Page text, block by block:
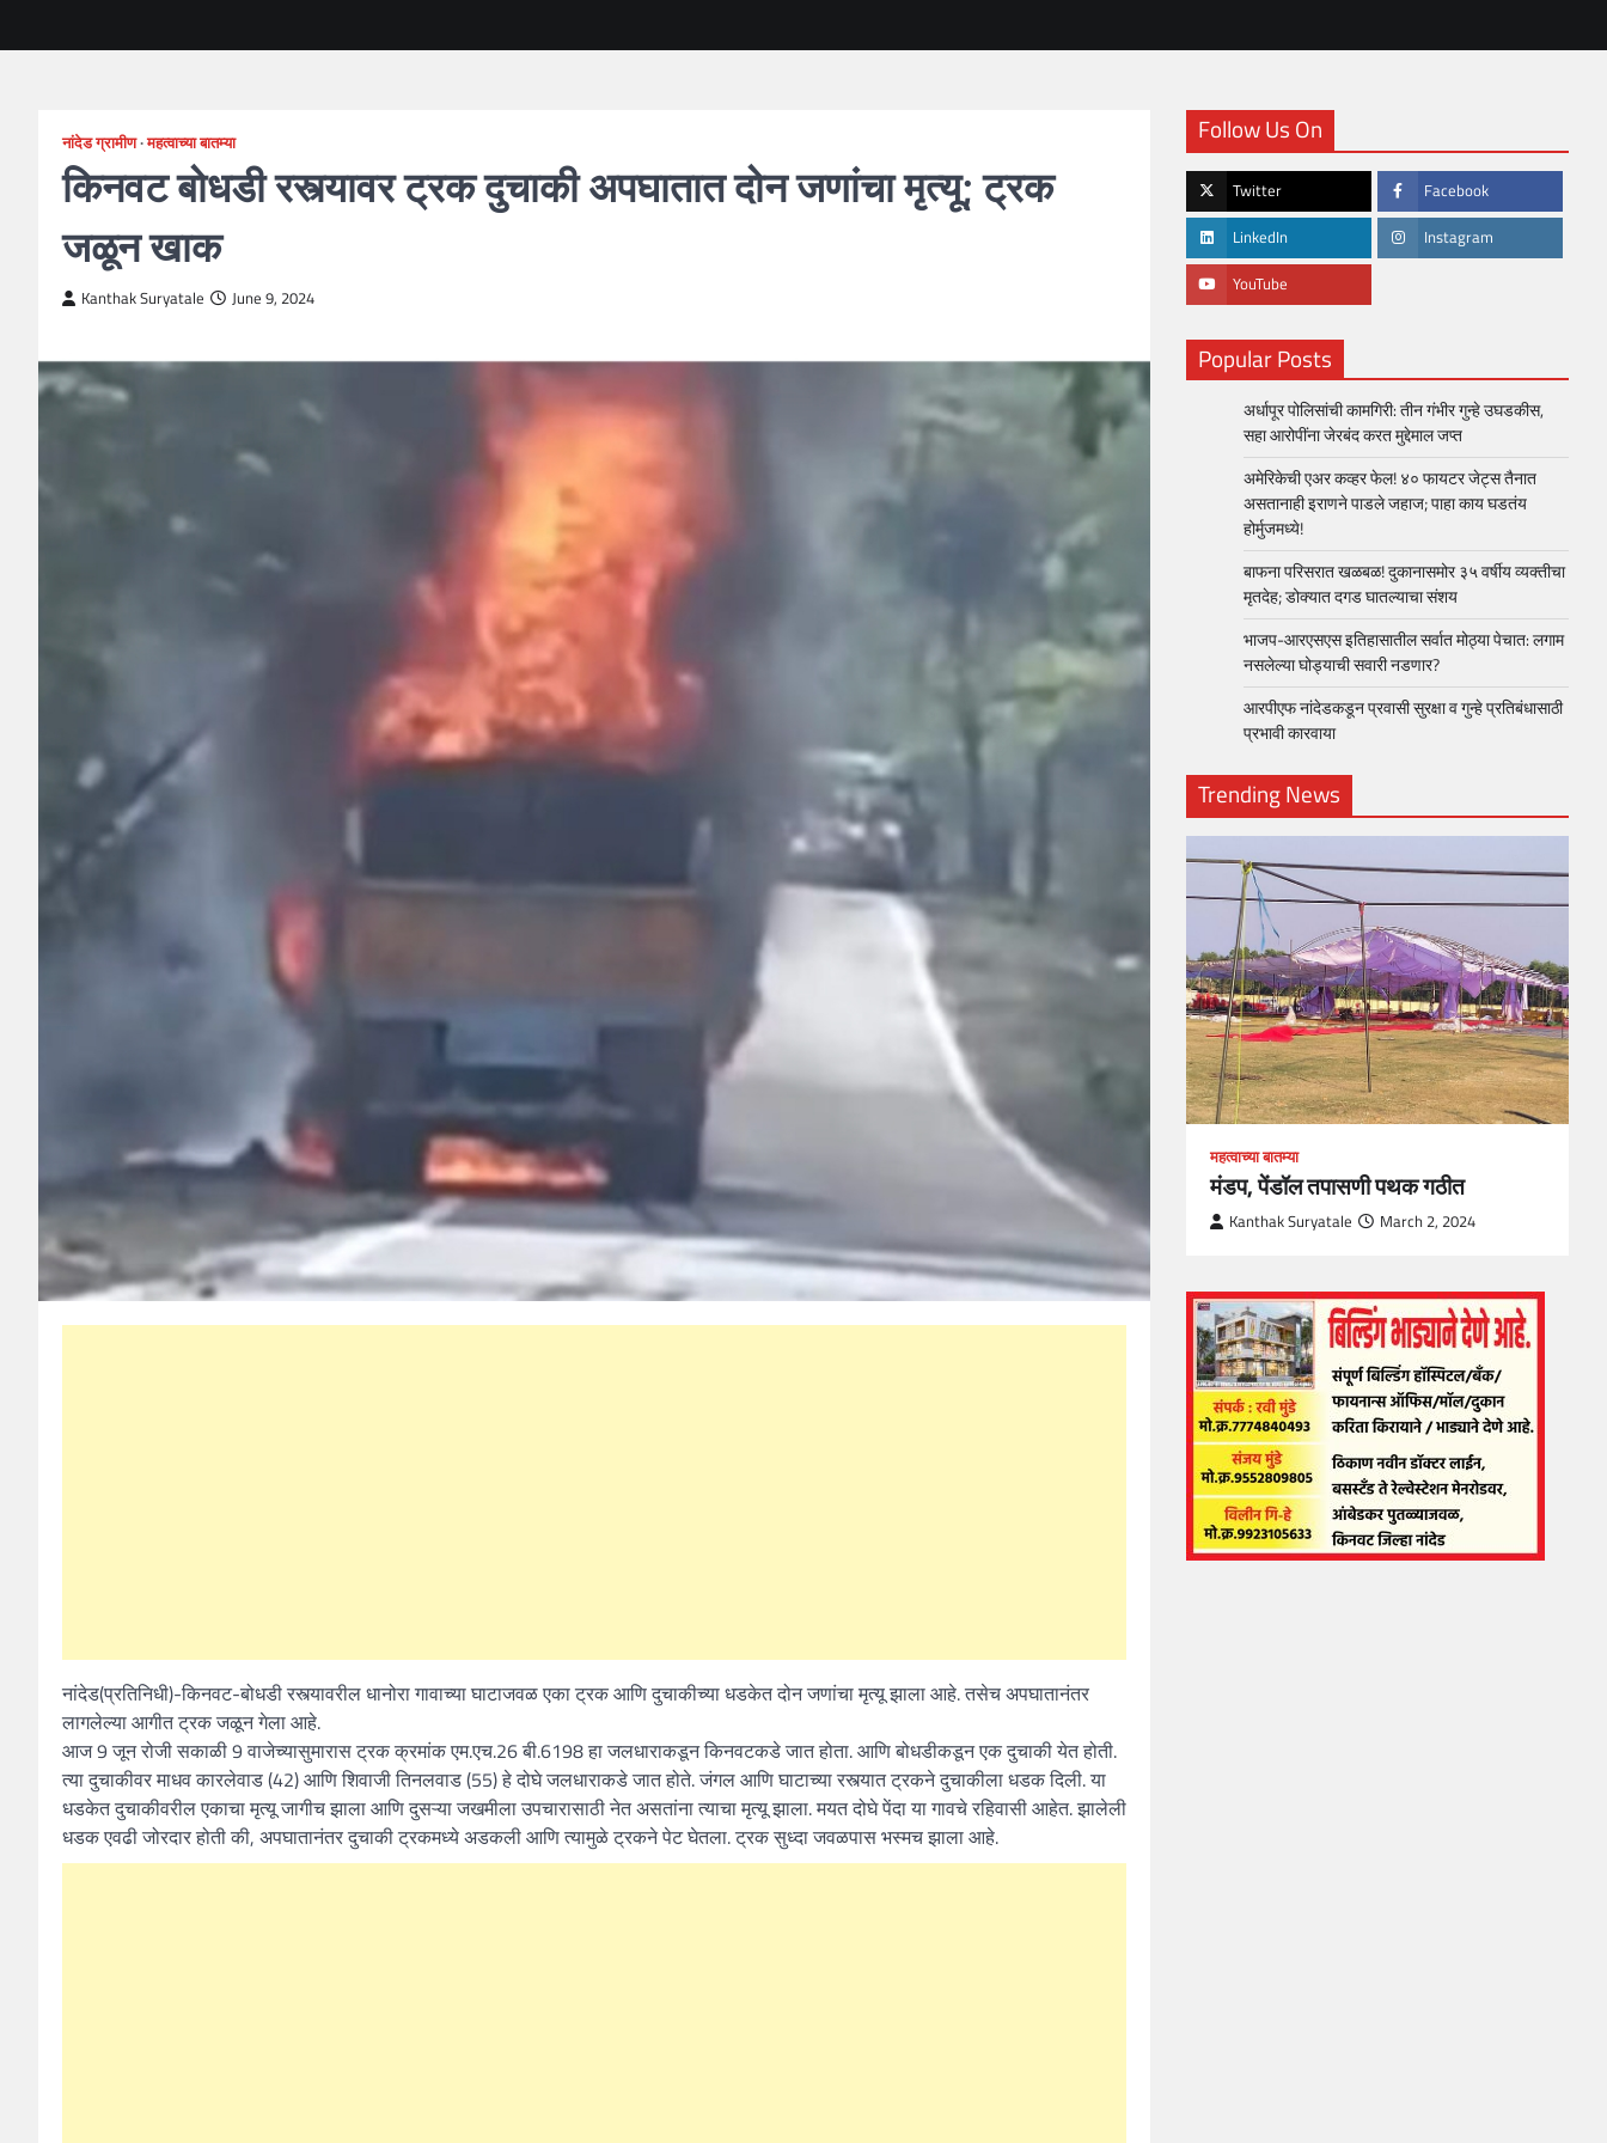
नांदेड ग्रामीण महत्वाच्या बातम्या
किनवट बोधडी रस्त्यावर ट्रक दुचाकी अपघातात दोन जणांचा मृत्यू; ट्रक
जळून खाक
Kanthak Suryatale June 9, 2024
नांदेड(प्रतिनिधी)-किनवट-बोधडी रस्त्यावरील धानोरा गावाच्या घाटाजवळ एका ट्रक आणि दुचाकीच्या धडकेत दोन जणांचा मृत्यू झाला आहे. तसेच अपघातानंतर
लागलेल्या आगीत ट्रक जळून गेला आहे.
आज 9 जून रोजी सकाळी 9 वाजेच्यासुमारास ट्रक क्रमांक एम.एच.26 बी.6198 हा जलधाराकडून किनवटकडे जात होता. आणि बोधडीकडून एक दुचाकी येत होती.
त्या दुचाकीवर माधव कारलेवाड (42) आणि शिवाजी तिनलवाड (55) हे दोघे जलधाराकडे जात होते. जंगल आणि घाटाच्या रस्त्यात ट्रकने दुचाकीला धडक दिली. या
धडकेत दुचाकीवरील एकाचा मृत्यू जागीच झाला आणि दुसऱ्या जखमीला उपचारासाठी नेत असतांना त्याचा मृत्यू झाला. मयत दोघे पेंदा या गावचे रहिवासी आहेत. झालेली
धडक एवढी जोरदार होती की, अपघातानंतर दुचाकी ट्रकमध्ये अडकली आणि त्यामुळे ट्रकने पेट घेतला. ट्रक सुध्दा जवळपास भस्मच झाला आहे.
Follow Us On
Twitter Facebook
LinkedIn Instagram
YouTube
Popular Posts
अर्धापूर पोलिसांची कामगिरी: तीन गंभीर गुन्हे उघडकीस,
सहा आरोपींना जेरबंद करत मुद्देमाल जप्त
अमेरिकेची एअर कव्हर फेल! ४० फायटर जेट्स तैनात
असतानाही इराणने पाडले जहाज; पाहा काय घडतंय
होर्मुजमध्ये!
बाफना परिसरात खळबळ! दुकानासमोर ३५ वर्षीय व्यक्तीचा
मृतदेह; डोक्यात दगड घातल्याचा संशय
भाजप-आरएसएस इतिहासातील सर्वात मोठ्या पेचात: लगाम
नसलेल्या घोड्याची सवारी नडणार?
आरपीएफ नांदेडकडून प्रवासी सुरक्षा व गुन्हे प्रतिबंधासाठी
प्रभावी कारवाया
Trending News
महत्वाच्या बातम्या
What Is a Front-End Developer?
How to Become One, Salary, Skills
महत्वाच्या बातम्या
मंडप, पेंडॉल तपासणी पथक गठीत
Kanthak Suryatale March 2, 2024